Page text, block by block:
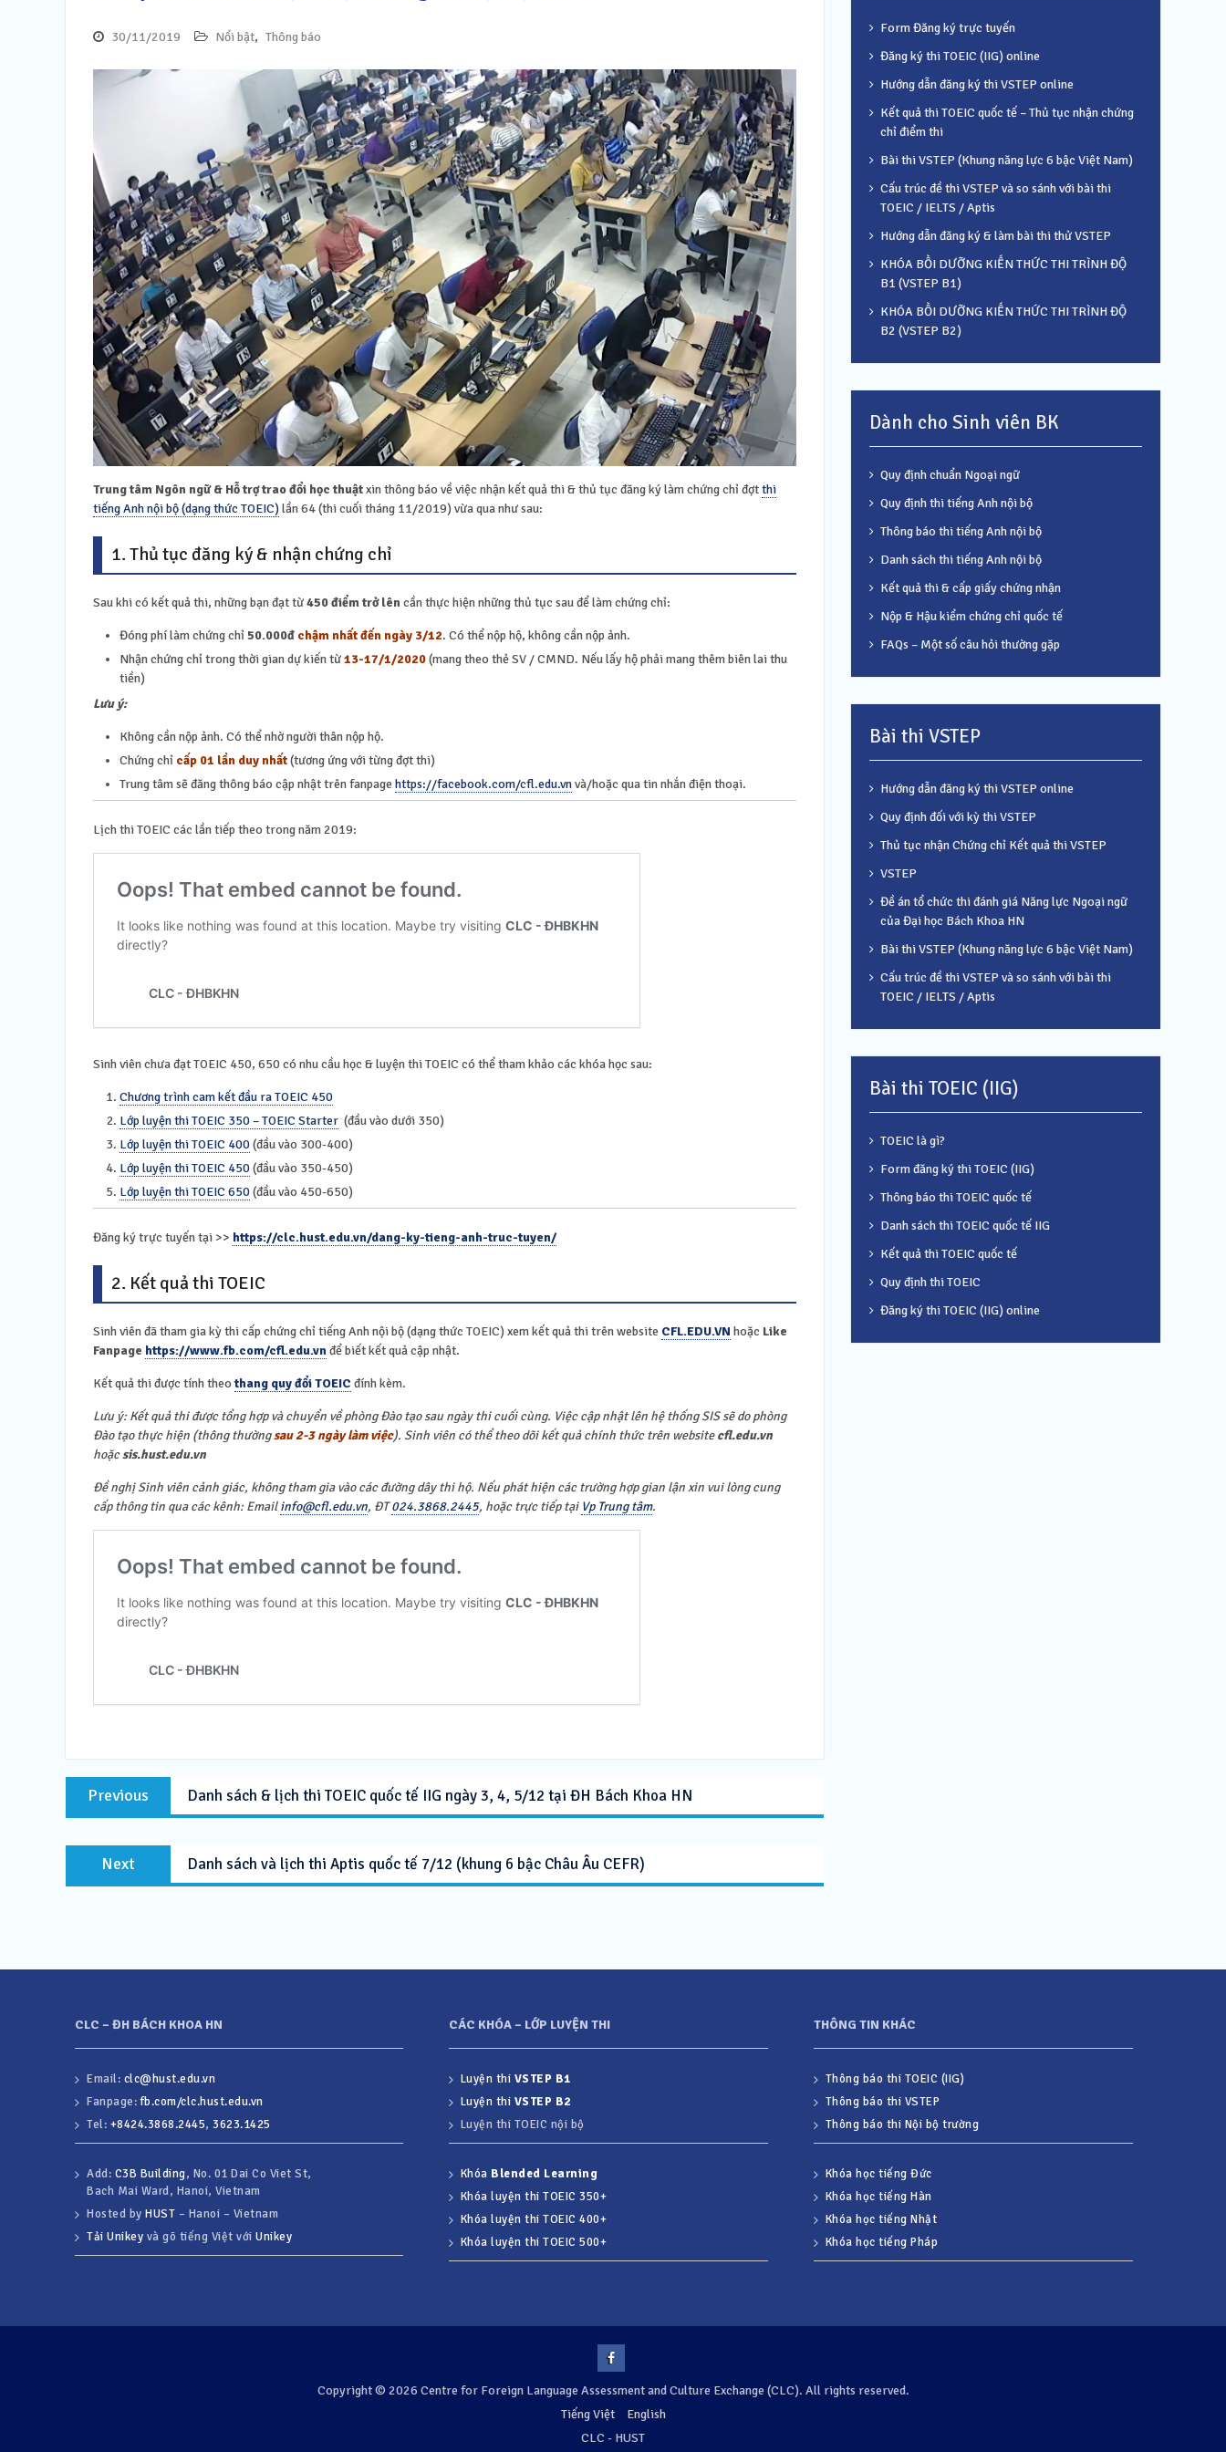
30/11/2019 Nổi bật, Thông báo
Trung tâm Ngôn ngữ & Hỗ trợ trao đổi học thuậtxin thông báo về việc nhận kết quả thi & thủ tục đăng ký làm chứng chỉ đợtthi
tiếng Anh nội bộ (dạng thức TOEIC)lần 64 (thi cuối tháng 11/2019) vừa qua như sau:
1. Thủ tục đăng ký & nhận chứng chỉ
Sau khi có kết quả thi, những bạn đạt từ450 điểm trở lêncần thực hiện những thủ tục sau để làm chứng chỉ:
Đóng phí làm chứng chỉ 50.000đ chậm nhất đến ngày 3/12. Có thể nộp hộ, không cần nộp ảnh.
Nhận chứng chỉ trong thời gian dự kiến từ13-17/1/2020(mang theo thẻ SV / CMND. Nếu lấy hộ phải mang thêm biên lai thu
tiền)
Lưu ý:
Không cần nộp ảnh. Có thể nhờ người thân nộp hộ.
Chứng chỉ cấp 01 lần duy nhất(tương ứng với từng đợt thi)
Trung tâm sẽ đăng thông báo cập nhật trên fanpage https://facebook.com/cfl.edu.vnvà/hoặc qua tin nhắn điện thoại.
Lịch thi TOEIC các lần tiếp theo trong năm 2019:
Sinh viên chưa đạt TOEIC 450, 650 có nhu cầu học & luyện thi TOEIC có thể tham khảo các khóa học sau:
Chương trình cam kết đầu ra TOEIC 450
Lớp luyện thi TOEIC 350 – TOEIC Starter (đầu vào dưới 350)
Lớp luyện thi TOEIC 400(đầu vào 300-400)
Lớp luyện thi TOEIC 450(đầu vào 350-450)
Lớp luyện thi TOEIC 650(đầu vào 450-650)
Đăng ký trực tuyến tại >> https://clc.hust.edu.vn/dang-ky-tieng-anh-truc-tuyen/
2. Kết quả thi TOEIC
Sinh viên đã tham gia kỳ thi cấp chứng chỉ tiếng Anh nội bộ (dạng thức TOEIC) xem kết quả thi trên website CFL.EDU.VN hoặc Like
Fanpage https://www.fb.com/cfl.edu.vnđể biết kết quả cập nhật.
Kết quả thi được tính theothang quy đổi TOEIC đính kèm.
Lưu ý: Kết quả thi được tổng hợp và chuyển về phòng Đào tạo sau ngày thi cuối cùng. Việc cập nhật lên hệ thống SIS sẽ do phòng
Đào tạo thực hiện (thông thườngsau 2-3 ngày làm việc). Sinh viên có thể theo dõi kết quả chính thức trên websitecfl.edu.vn
hoặcsis.hust.edu.vn
Đề nghị Sinh viên cảnh giác, không tham gia vào các đường dây thi hộ. Nếu phát hiện các trường hợp gian lận xin vui lòng cung
cấp thông tin qua các kênh: Emailinfo@cfl.edu.vn, ĐT024.3868.2445, hoặc trực tiếp tại Vp Trung tâm.
Post
navigation
Previous
Previous
post:
Danh sách & lịch thi TOEIC quốc tế IIG ngày 3, 4, 5/12 tại ĐH Bách Khoa HN
Next
Next
post:
Danh sách và lịch thi Aptis quốc tế 7/12 (khung 6 bậc Châu Âu CEFR)
Form Đăng ký trực tuyến
Đăng ký thi TOEIC (IIG) online
Hướng dẫn đăng ký thi VSTEP online
Kết quả thi TOEIC quốc tế – Thủ tục nhận chứng
chỉ điểm thi
Bài thi VSTEP (Khung năng lực 6 bậc Việt Nam)
Cấu trúc đề thi VSTEP và so sánh với bài thi
TOEIC / IELTS / Aptis
Hướng dẫn đăng ký & làm bài thi thử VSTEP
KHÓA BỒI DƯỠNG KIẾN THỨC THI TRÌNH ĐỘ
B1 (VSTEP B1)
KHÓA BỒI DƯỠNG KIẾN THỨC THI TRÌNH ĐỘ
B2 (VSTEP B2)
Dành cho Sinh viên BK
Quy định chuẩn Ngoại ngữ
Quy định thi tiếng Anh nội bộ
Thông báo thi tiếng Anh nội bộ
Danh sách thi tiếng Anh nội bộ
Kết quả thi & cấp giấy chứng nhận
Nộp & Hậu kiểm chứng chỉ quốc tế
FAQs – Một số câu hỏi thường gặp
Bài thi VSTEP
Hướng dẫn đăng ký thi VSTEP online
Quy định đối với kỳ thi VSTEP
Thủ tục nhận Chứng chỉ Kết quả thi VSTEP
VSTEP
Đề án tổ chức thi đánh giá Năng lực Ngoại ngữ
của Đại học Bách Khoa HN
Bài thi VSTEP (Khung năng lực 6 bậc Việt Nam)
Cấu trúc đề thi VSTEP và so sánh với bài thi
TOEIC / IELTS / Aptis
Bài thi TOEIC (IIG)
TOEIC là gì?
Form đăng ký thi TOEIC (IIG)
Thông báo thi TOEIC quốc tế
Danh sách thi TOEIC quốc tế IIG
Kết quả thi TOEIC quốc tế
Quy định thi TOEIC
Đăng ký thi TOEIC (IIG) online
CLC – ĐH BÁCH KHOA HN
Email: clc@hust.edu.vn
Fanpage:fb.com/clc.hust.edu.vn
Tel: +8424.3868.2445, 3623.1425
Add: C3B Building, No. 01 Dai Co Viet St,
Bach Mai Ward, Hanoi, Vietnam
Hosted by HUST – Hanoi – Vietnam
Tải Unikey và gõ tiếng Việt với Unikey
CÁC KHÓA – LỚP LUYỆN THI
Luyện thi VSTEP B1
Luyện thi VSTEP B2
Luyện thi TOEIC nội bộ
Khóa Blended Learning
Khóa luyện thi TOEIC 350+
Khóa luyện thi TOEIC 400+
Khóa luyện thi TOEIC 500+
THÔNG TIN KHÁC
Thông báo thi TOEIC (IIG)
Thông báo thi VSTEP
Thông báo thi Nội bộ trường
Khóa học tiếng Đức
Khóa học tiếng Hàn
Khóa học tiếng Nhật
Khóa học tiếng Pháp
Copyright © 2026 Centre for Foreign Language Assessment and Culture Exchange (CLC). All rights reserved.
Tiếng Việt
English
CLC - HUST